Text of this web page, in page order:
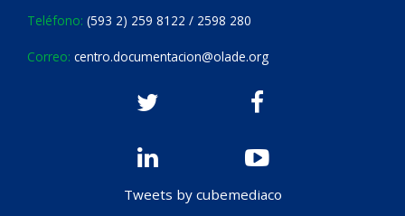
Teléfono: (593 2) 259 8122 / 2598 280
Correo: centro.documentacion@olade.org
Tweets by cubemediaco